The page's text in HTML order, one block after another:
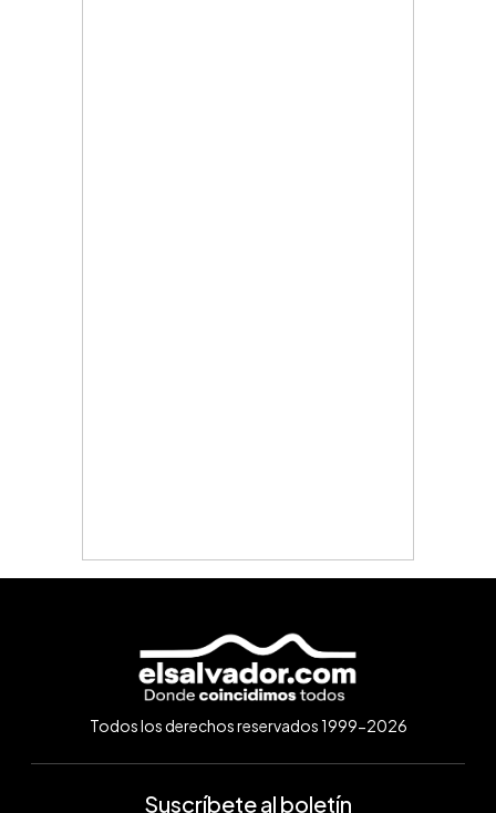
Todos los derechos reservados 1999-2026
Suscríbete al boletín